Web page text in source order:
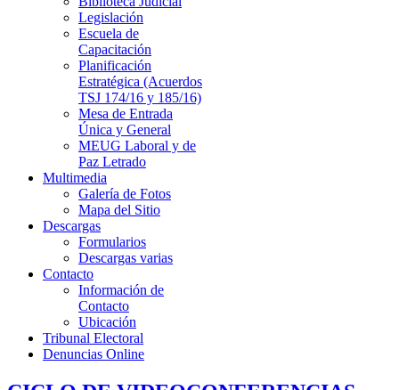
Legislación
Escuela de
Capacitación
Planificación
Estratégica (Acuerdos
TSJ 174/16 y 185/16)
Mesa de Entrada
Única y General
MEUG Laboral y de
Paz Letrado
Multimedia
Galería de Fotos
Mapa del Sitio
Descargas
Formularios
Descargas varias
Contacto
Información de
Contacto
Ubicación
Tribunal Electoral
Denuncias Online